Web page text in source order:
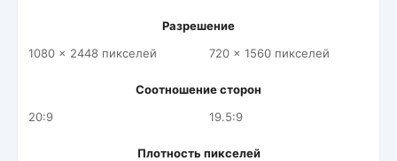
Разрешение
1080 x 2448 пикселей
720 x 1560 пикселей
Соотношение сторон
20:9
19.5:9
Плотность пикселей